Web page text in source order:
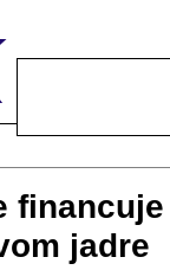
jadre